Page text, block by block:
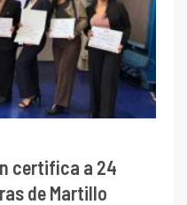
certifica a 24
de Martillo